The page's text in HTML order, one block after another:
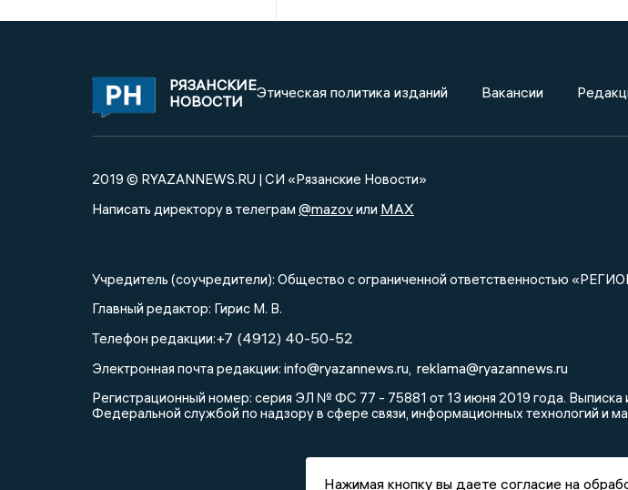
РЯЗАНСКИЕ
НОВОСТИ
Этическая политика изданий Вакансии
2019 © RYAZANNEWS.RU | СИ «Рязанские Новости»
Написать директору в телеграм @mazovили MAX
Учредитель (соучредители): Общество с ограниченной ответственностью
Главный редактор: Гирис М. В.
Телефон редакции:+7 (4912) 40-50-52
Электронная почта редакции: info@ryazannews.ru reklama@ryazannews.ru
Регистрационный номер: серия ЭЛ № ФС 77 - 75881 от 13 июня 2019 года.
Федеральной службой по надзору в сфере связи, информационных технологий и
Нажимая кнопку вы даете согласие на